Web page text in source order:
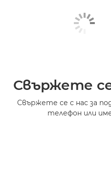
Свържете
Свържете се с нас за
телефон или